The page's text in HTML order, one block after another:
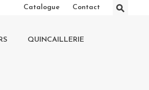
Catalogue Contact ⚲
QUINCAILLERIE